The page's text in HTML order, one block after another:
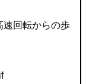
速回転からの歩